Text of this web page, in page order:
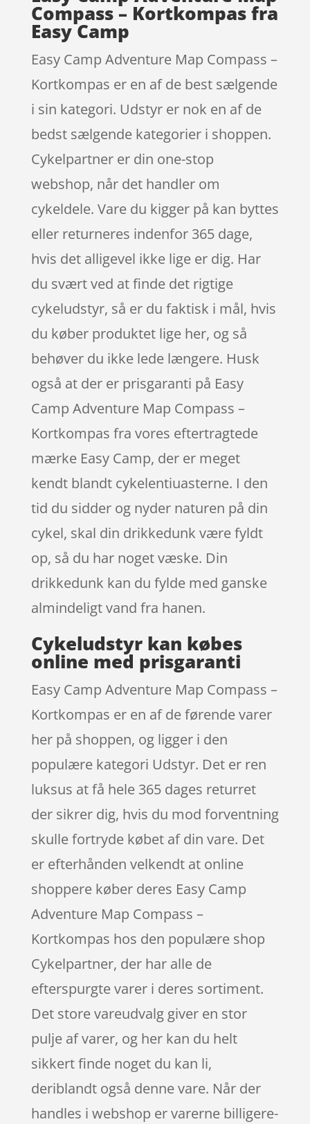
Compass – Kortkompas fra
Easy Camp
Easy Camp Adventure Map Compass –
Kortkompas er en af de best sælgende
i sin kategori. Udstyr er nok en af de
bedst sælgende kategorier i shoppen.
Cykelpartner er din one-stop
webshop, når det handler om
cykeldele. Vare du kigger på kan byttes
eller returneres indenfor 365 dage,
hvis det alligevel ikke lige er dig. Har
du svært ved at finde det rigtige
cykeludstyr, så er du faktisk i mål, hvis
du køber produktet lige her, og så
behøver du ikke lede længere. Husk
også at der er prisgaranti på Easy
Camp Adventure Map Compass –
Kortkompas fra vores eftertragtede
mærke Easy Camp, der er meget
kendt blandt cykelentiuasterne. I den
tid du sidder og nyder naturen på din
cykel, skal din drikkedunk være fyldt
op, så du har noget væske. Din
drikkedunk kan du fylde med ganske
almindeligt vand fra hanen.
Cykeludstyr kan købes
online med prisgaranti
Easy Camp Adventure Map Compass –
Kortkompas er en af de førende varer
her på shoppen, og ligger i den
populære kategori Udstyr. Det er ren
luksus at få hele 365 dages returret
der sikrer dig, hvis du mod forventning
skulle fortryde købet af din vare. Det
er efterhånden velkendt at online
shoppere køber deres Easy Camp
Adventure Map Compass –
Kortkompas hos den populære shop
Cykelpartner, der har alle de
efterspurgte varer i deres sortiment.
Det store vareudvalg giver en stor
pulje af varer, og her kan du helt
sikkert finde noget du kan li,
deriblandt også denne vare. Når der
handles i webshop er varerne billigere-